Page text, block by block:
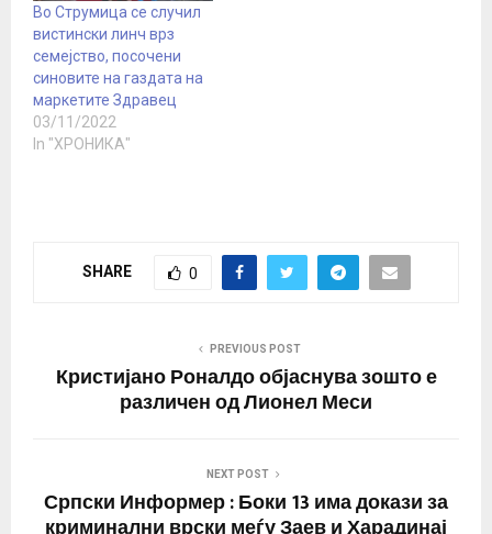
Во Струмица се случил
вистински линч врз
семејство, посочени
синовите на газдата на
маркетите Здравец
03/11/2022
In "ХРОНИКА"
SHARE 0
PREVIOUS POST
Кристијано Роналдо објаснува зошто е
различен од Лионел Меси
NEXT POST
Српски Информер : Боки 13 има докази за